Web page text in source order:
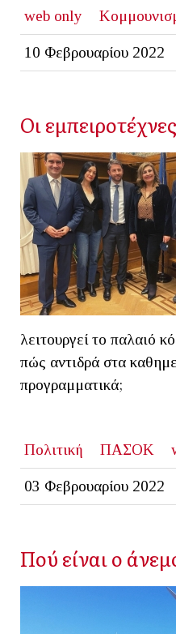
web only
10 Φεβρουαρίου 2022
Οι εμπειροτέχνες
λειτουργεί το παλαιό
πώς αντιδρά στα
προγραμματικά;
Πολιτική
ΠΑΣΟΚ
03 Φεβρουαρίου 2022
Πού είναι ο